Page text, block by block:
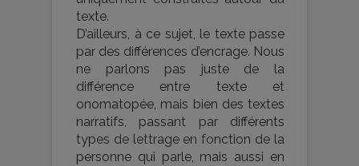
texte.
D’ailleurs, à ce sujet, le texte passe
par des différences d’encrage. Nous
ne parlons pas juste de la
différence entre texte et
onomatopée, mais bien des textes
narratifs, passant par différents
types de lettrage en fonction de la
personne qui parle, mais aussi en